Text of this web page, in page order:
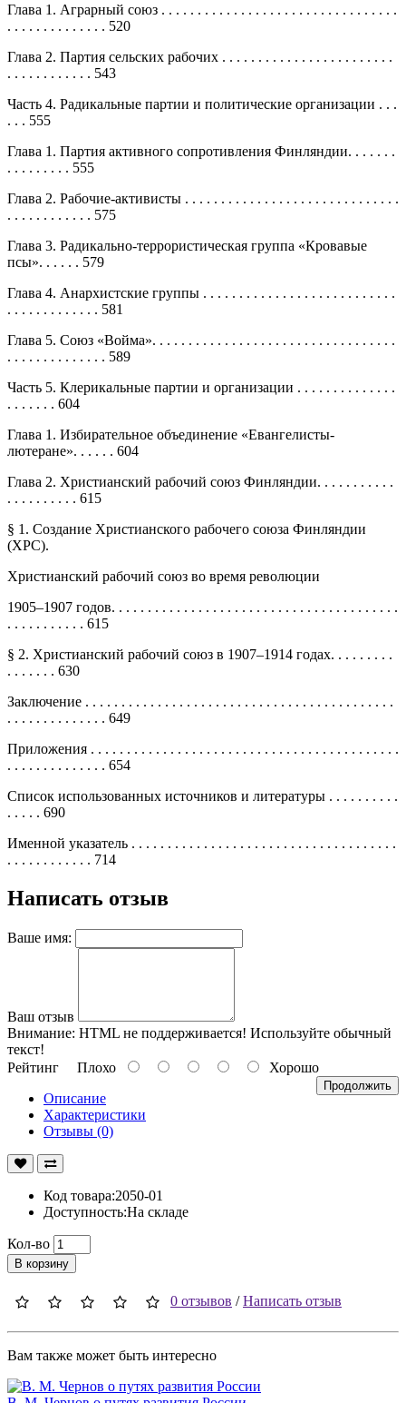
Глава 1. Аграрный союз . . . . . . . . . . . . . . . . . . . . . . . . . . . . . . . . .
. . . . . . . . . . . . . . 520
Глава 2. Партия сельских рабочих . . . . . . . . . . . . . . . . . . . . . . . .
. . . . . . . . . . . . 543
Часть 4. Радикальные партии и политические организации . . .
. . . 555
Глава 1. Партия активного сопротивления Финляндии. . . . . . .
. . . . . . . . . 555
Глава 2. Рабочие-активисты . . . . . . . . . . . . . . . . . . . . . . . . . . . . . .
. . . . . . . . . . . . 575
Глава 3. Радикально-террористическая группа «Кровавые
псы». . . . . . 579
Глава 4. Анархистские группы . . . . . . . . . . . . . . . . . . . . . . . . . . .
. . . . . . . . . . . . . 581
Глава 5. Союз «Войма». . . . . . . . . . . . . . . . . . . . . . . . . . . . . . . . . .
. . . . . . . . . . . . . . 589
Часть 5. Клерикальные партии и организации . . . . . . . . . . . . . .
. . . . . . . 604
Глава 1. Избирательное объединение «Евангелисты-
лютеране». . . . . . 604
Глава 2. Христианский рабочий союз Финляндии. . . . . . . . . . .
. . . . . . . . . . 615
§ 1. Создание Христианского рабочего союза Финляндии
(ХРС).
Христианский рабочий союз во время революции
1905–1907 годов. . . . . . . . . . . . . . . . . . . . . . . . . . . . . . . . . . . . . . . .
. . . . . . . . . . . 615
§ 2. Христианский рабочий союз в 1907–1914 годах. . . . . . . . .
. . . . . . . 630
Заключение . . . . . . . . . . . . . . . . . . . . . . . . . . . . . . . . . . . . . . . . . . .
. . . . . . . . . . . . . . 649
Приложения . . . . . . . . . . . . . . . . . . . . . . . . . . . . . . . . . . . . . . . . . . .
. . . . . . . . . . . . . . 654
Список использованных источников и литературы . . . . . . . . . .
. . . . . 690
Именной указатель . . . . . . . . . . . . . . . . . . . . . . . . . . . . . . . . . . . . .
. . . . . . . . . . . . 714
Написать отзыв
Ваше имя:
Ваш отзыв
Внимание: HTML не поддерживается! Используйте обычный
текст!
Рейтинг Плохо Хорошо
Продолжить
Описание
Характеристики
Отзывы (0)
Код товара:2050-01
Доступность:На складе
Кол-во
В корзину
0 отзывов /Написать отзыв
Вам также может быть интересно